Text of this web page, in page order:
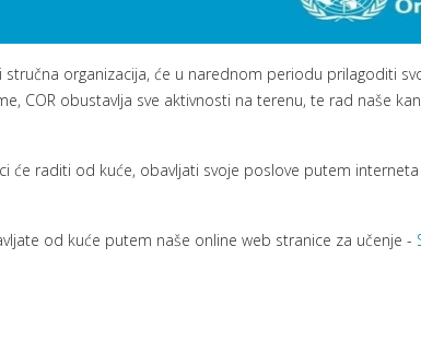
stručna organizacija, će u narednom periodu prilagoditi
COR obustavlja sve aktivnosti na terenu, te rad naše
će raditi od kuće, obavljati svoje poslove putem
od kuće putem naše online web stranice za učenje -